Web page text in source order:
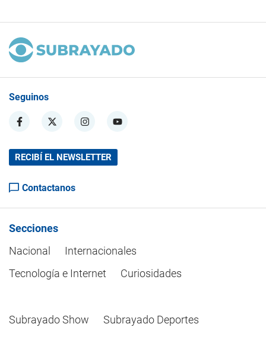
Seguinos
RECIBÍ EL NEWSLETTER
Contactanos
Secciones
Nacional
Internacionales
Tecnología e Internet
Curiosidades
Subrayado Show Subrayado Deportes